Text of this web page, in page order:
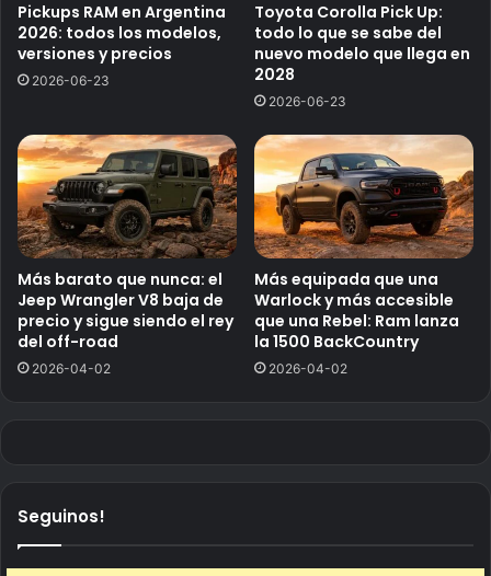
Pickups RAM en Argentina
2026: todos los modelos,
versiones y precios
2026-06-23
Toyota Corolla Pick Up:
todo lo que se sabe del
nuevo modelo que llega en
2028
2026-06-23
Más barato que nunca: el
Jeep Wrangler V8 baja de
precio y sigue siendo el rey
del off-road
2026-04-02
Más equipada que una
Warlock y más accesible
que una Rebel: Ram lanza
la 1500 BackCountry
2026-04-02
Seguinos!